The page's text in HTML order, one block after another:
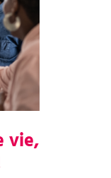
vie,